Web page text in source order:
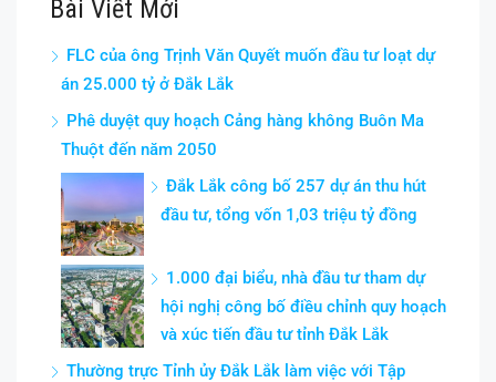
Bài Viết Mới
FLC của ông Trịnh Văn Quyết muốn đầu tư loạt dự
án 25.000 tỷ ở Đắk Lắk
Phê duyệt quy hoạch Cảng hàng không Buôn Ma
Thuột đến năm 2050
Đắk Lắk công bố 257 dự án thu hút
đầu tư, tổng vốn 1,03 triệu tỷ đồng
1.000 đại biểu, nhà đầu tư tham dự
hội nghị công bố điều chỉnh quy hoạch
và xúc tiến đầu tư tỉnh Đắk Lắk
Thường trực Tỉnh ủy Đắk Lắk làm việc với Tập